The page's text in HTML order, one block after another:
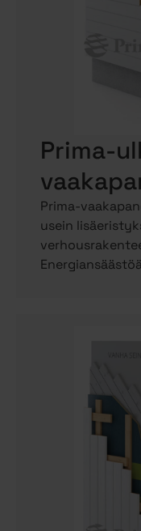
Prima-
Prima-
usein